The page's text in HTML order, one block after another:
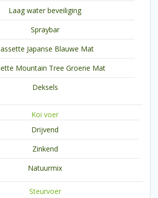
Laag water beveiliging
Spraybar
Japanse Blauwe Mat
Mountain Tree Groene Mat
Deksels
Koi voer
Drijvend
Zinkend
Natuurmix
Steurvoer